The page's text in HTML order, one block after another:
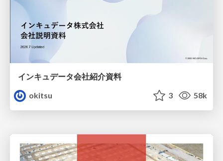
インキュデータ会社紹介資料
okitsu
3 58k